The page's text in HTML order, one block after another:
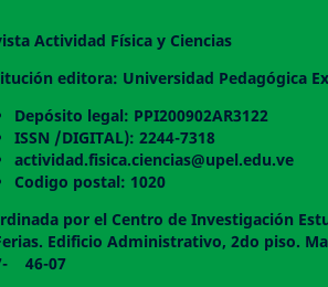
Actividad Física y Ciencias
editora: Universidad Pedagógica
Depósito legal: PPI200902AR3122
ISSN /DIGITAL): 2244-7318
actividad.fisica.ciencias@upel.edu.ve
Codigo postal: 1020
por el Centro de Investigación
Edificio Administrativo, 2do
46-07